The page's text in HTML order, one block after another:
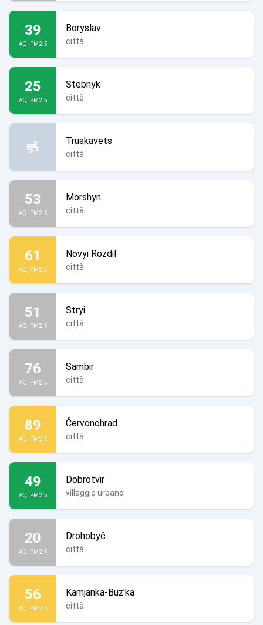
39
AQI PM2.5
Boryslav
città
25
AQI PM2.5
Stebnyk
città
Truskavets
città
53
AQI PM2.5
Morshyn
città
61
AQI PM2.5
Novyi Rozdil
città
51
AQI PM2.5
Stryi
città
76
AQI PM2.5
Sambir
città
89
AQI PM2.5
Červonohrad
città
49
AQI PM2.5
Dobrotvir
villaggio urbano
20
AQI PM2.5
Drohobyč
città
56
AQI PM2.5
Kamjanka-Buz'ka
città